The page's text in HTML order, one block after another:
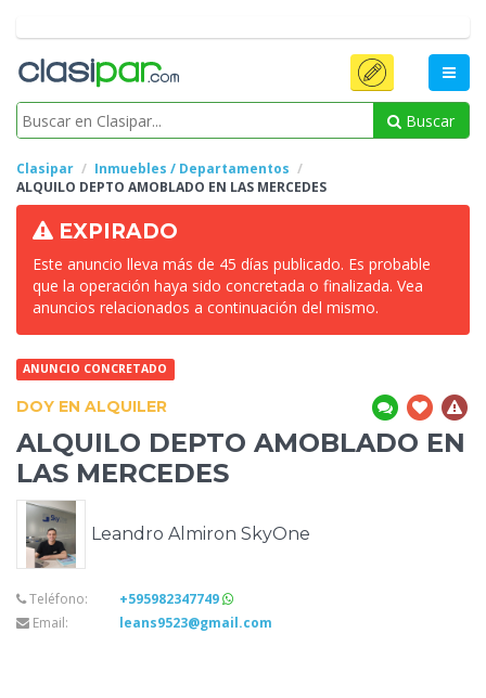
Buscar
Clasipar
Inmuebles / Departamentos
ALQUILO DEPTO AMOBLADO EN LAS MERCEDES
EXPIRADO
Este anuncio lleva más de 45 días publicado. Es probable
que la operación haya sido concretada o finalizada. Vea
anuncios relacionados a continuación del mismo.
ANUNCIO CONCRETADO
DOY EN ALQUILER
ALQUILO DEPTO AMOBLADO EN
LAS MERCEDES
Leandro Almiron SkyOne
Teléfono:
+595982347749
Email:
leans9523@gmail.com